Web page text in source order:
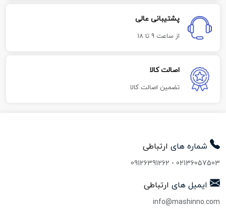
پشتیبانی عالی
از ساعت 9 تا 18
اصالت کالا
تضمین اصالت کالا
شماره های ارتباطی
02136057503
-
09126391262
ایمیل های ارتباطی
info@mashinno.com